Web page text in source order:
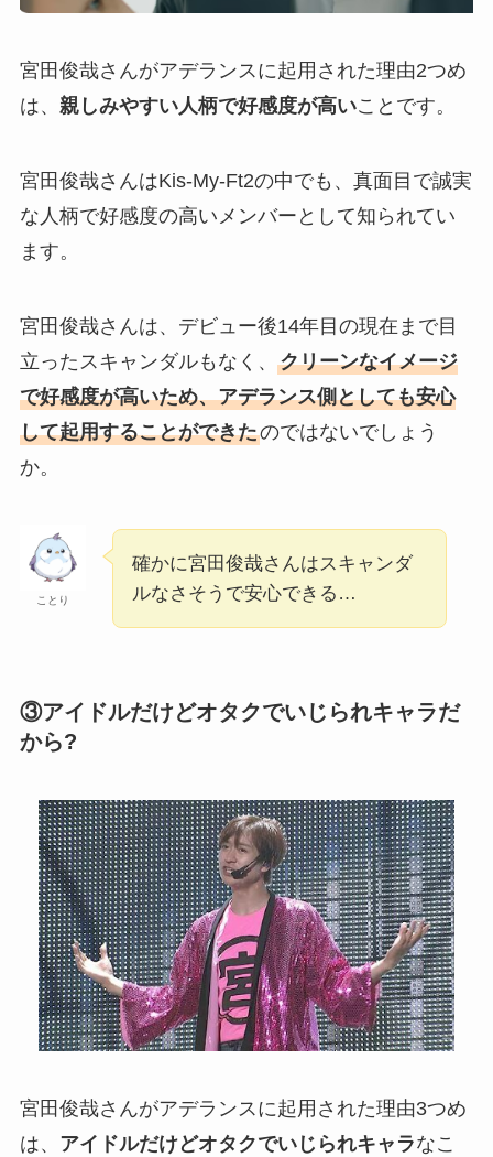
宮田俊哉さんがアデランスに起用された理由2つめ
は、 親しみやすい人柄で好感度が高いことです。
宮田俊哉さんはKis-My-Ft2の中でも、真面目で誠実
な人柄で好感度の高いメンバーとして知られてい
ます。
宮田俊哉さんは、デビュー後14年目の現在まで目
立ったスキャンダルもなく、 クリーンなイメージ
で好感度が高いため、アデランス側としても安心
して起用することができたのではないでしょう
か。
ことり
確かに宮田俊哉さんはスキャンダ
ルなさそうで安心できる…
③アイドルだけどオタクでいじられキャラだ
から?
宮田俊哉さんがアデランスに起用された理由3つめ
は、 アイドルだけどオタクでいじられキャラなこ